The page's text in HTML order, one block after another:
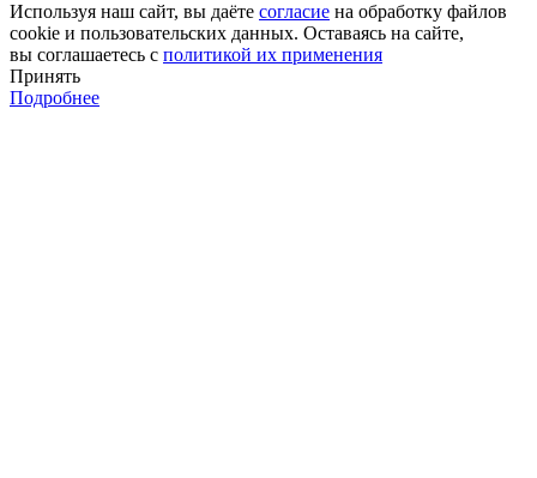
Используя наш сайт, вы даёте согласие на обработку файлов
cookie и пользовательских данных. Оставаясь на сайте,
вы соглашаетесь с политикой их применения
Принять
Подробнее